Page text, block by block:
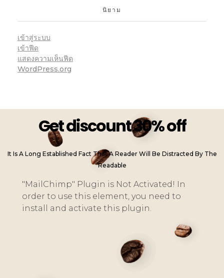
นิยาม
เข้าสู่ระบบ
เข้าฟีด
แสดงความเห็นฟีด
WordPress.org
Get discount 30% off
It Is A Long Established Fact That A Reader Will Be Distracted By The
Readable
"MailChimp" Plugin is Not Activated!
In
order to use this element, you need to
install and activate this plugin.